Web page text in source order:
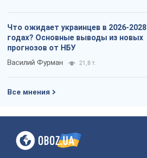
Что ожидает украинцев в 2026-2028
годах? Основные выводы из новых
прогнозов от НБУ
Василий Фурман 21,8 т.
Все мнения